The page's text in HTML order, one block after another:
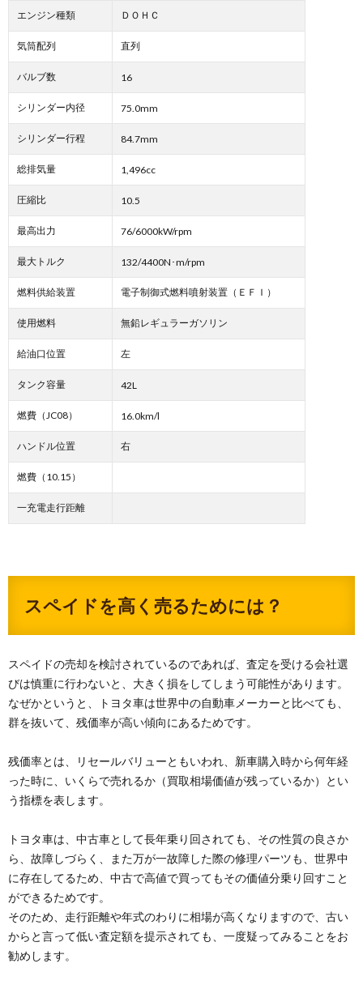
エンジン種類 ＤＯＨＣ
気筒配列 直列
バルブ数 16
シリンダー内径 75.0mm
シリンダー行程 84.7mm
総排気量 1,496cc
圧縮比 10.5
最高出力 76/6000kW/rpm
最大トルク 132/4400N･m/rpm
燃料供給装置 電子制御式燃料噴射装置（ＥＦＩ）
使用燃料 無鉛レギュラーガソリン
給油口位置 左
タンク容量 42L
燃費（JC08） 16.0km/l
ハンドル位置 右
燃費（10.15）
一充電走行距離
スペイドを高く売るためには？
スペイドの売却を検討されているのであれば、査定を受ける会社選
びは慎重に行わないと、大きく損をしてしまう可能性があります。
なぜかというと、トヨタ車は世界中の自動車メーカーと比べても、
群を抜いて、残価率が高い傾向にあるためです。
残価率とは、リセールバリューともいわれ、新車購入時から何年経
った時に、いくらで売れるか（買取相場価値が残っているか）とい
う指標を表します。
トヨタ車は、中古車として長年乗り回されても、その性質の良さか
ら、故障しづらく、また万が一故障した際の修理パーツも、世界中
に存在してるため、中古で高値で買ってもその価値分乗り回すこと
ができるためです。
そのため、走行距離や年式のわりに相場が高くなりますので、古い
からと言って低い査定額を提示されても、一度疑ってみることをお
勧めします。